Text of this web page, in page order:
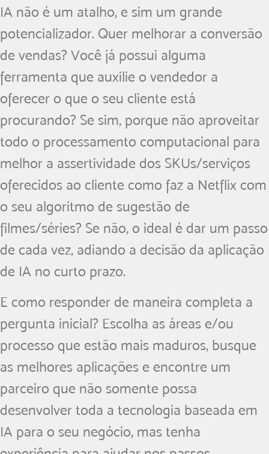
IA não é um atalho, e sim um grande
potencializador. Quer melhorar a conversão
de vendas? Você já possui alguma
ferramenta que auxilie o vendedor a
oferecer o que o seu cliente está
procurando? Se sim, porque não aproveitar
todo o processamento computacional para
melhor a assertividade dos SKUs/serviços
oferecidos ao cliente como faz a Netflix com
o seu algoritmo de sugestão de
filmes/séries? Se não, o ideal é dar um passo
de cada vez, adiando a decisão da aplicação
de IA no curto prazo.
E como responder de maneira completa a
pergunta inicial? Escolha as áreas e/ou
processo que estão mais maduros, busque
as melhores aplicações e encontre um
parceiro que não somente possa
desenvolver toda a tecnologia baseada em
IA para o seu negócio, mas tenha